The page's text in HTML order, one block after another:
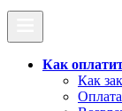
Как
Как